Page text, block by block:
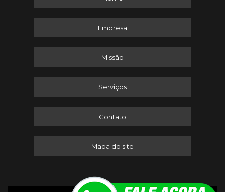
Empresa
Missão
Serviços
Contato
Mapa do site